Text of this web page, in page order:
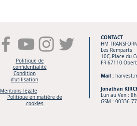
Politique de
confidentialité
Condition
d'utilisation
Mentions légale
Politique en matière de
cookies
CONTACT
HM
Les Remparts
10C, Place du
FR 67110
Mail :
Jonathan
Lun au Ven :
GSM : 00336